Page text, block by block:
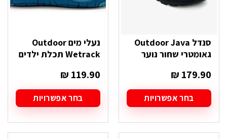
סנדל Outdoor Java
גאומטרי שחור נוער
₪ 179.90
בחר אפשרויות
זה
יש
נעלי מים Outdoor
Wetrack תכלת ילדים
₪ 119.90
בחר אפשרויות
זה
יש